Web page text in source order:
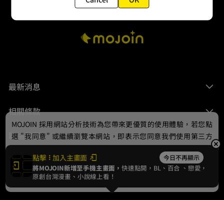
最新消息
相關條款
聯絡我們
© 2024 gamania Digital Entertainment Co., Ltd.
點擊 加入主畫面 今日不再顯示
將MOJOIN新增至手機主畫面，快速點開，BL、 百合 、戀愛，
原創台灣漫畫、小說線上看！
MOJOIN 採用網站分析技術為您帶來更優質的使用體驗，若您點
選 "我同意" 或繼續瀏覽本網站，即表示您同意我們使用第三方
Cookie，欲瞭解更多資訊請見隱私權政策。
我同意